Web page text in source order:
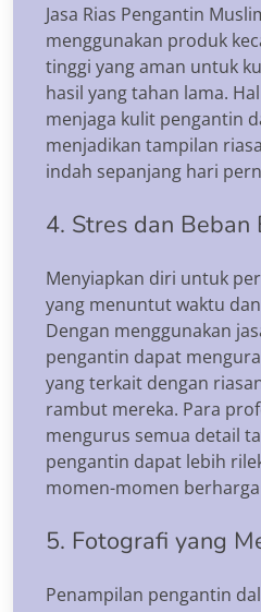
Jasa Rias Pengantin
menggunakan produk
tinggi yang aman untuk
hasil yang tahan lama.
menjaga kulit pengantin
menjadikan tampilan
indah sepanjang hari
4. Stres dan Beban
Menyiapkan diri untuk
yang menuntut waktu
Dengan menggunakan
pengantin dapat
yang terkait dengan
rambut mereka. Para
mengurus semua detail
pengantin dapat lebih
momen-momen
5. Fotografi yang
Penampilan pengantin